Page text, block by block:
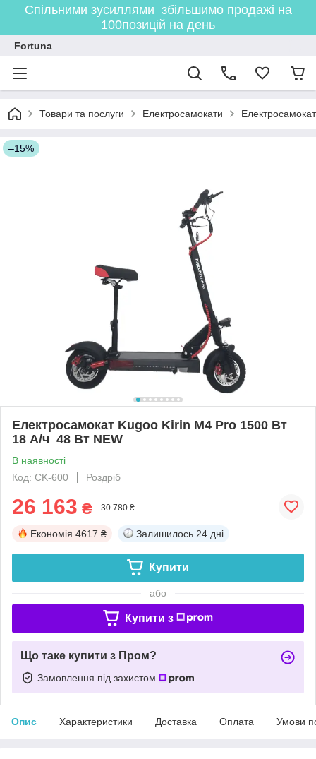
Спільними зусиллями збільшимо продажі на
100позицій на день
Fortuna
Товари та послуги Електросамокати
–15%
Електросамокат Kugoo Kirin M4 Pro 1500 Вт
18 А/ч 48 Вт NEW
В наявності
Код: СK-600
Роздріб
26 163 ₴ 30 780 ₴
Економія 4617 ₴ Залишилось 24 дні
Купити
або
Купити з
Що таке купити з Пром?
Замовлення під захистом
Опис Характеристики Доставка Оплата Умови